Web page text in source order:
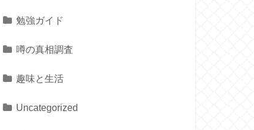
勉強ガイド
噂の真相調査
趣味と生活
Uncategorized